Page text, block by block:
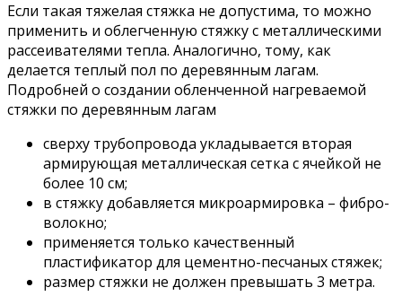
Если такая тяжелая стяжка не допустима, то можно
применить и облегченную стяжку с металлическими
рассеивателями тепла. Аналогично, тому, как
делается теплый пол по деревянным лагам.
Подробней о создании обленченной нагреваемой
стяжки по деревянным лагам
сверху трубопровода укладывается вторая
армирующая металлическая сетка с ячейкой не
более 10 см;
в стяжку добавляется микроармировка – фибро-
волокно;
применяется только качественный
пластификатор для цементно-песчаных стяжек;
размер стяжки не должен превышать 3 метра.